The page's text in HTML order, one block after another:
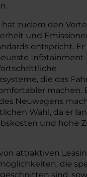
zudem den
und
entspricht.
die das
machen.
Neuwagens
Wahl, da er
und hohe
attraktiven
die
sind,